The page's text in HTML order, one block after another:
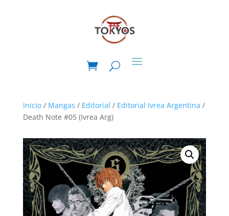
Inicio/ Mangas / Editorial / Editorial Ivrea Argentina /
Death Note #05 (Ivrea Arg)